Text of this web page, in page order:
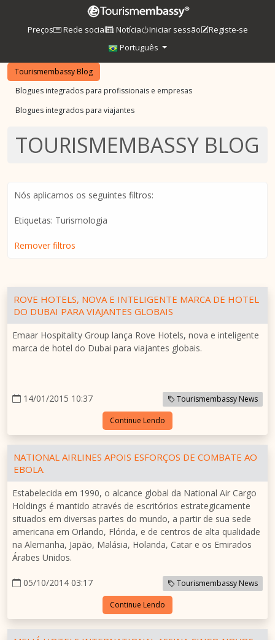
Preços Rede social Notícia Iniciar sessão
Registe-se
Português
Tourismembassy Blog
Blogues integrados para profissionais e empresas
Blogues integrados para viajantes
TOURISMEMBASSY BLOG
Nós aplicamos os seguintes filtros:
Etiquetas: Turismologia
Remover filtros
ROVE HOTELS, NOVA E INTELIGENTE MARCA DE HOTEL
DO DUBAI PARA VIAJANTES GLOBAIS
Emaar Hospitality Group lança Rove Hotels, nova e inteligente
marca de hotel do Dubai para viajantes globais.
14/01/2015 10:37 Tourismembassy News
Continue Lendo
NATIONAL AIRLINES APOIS ESFORÇOS DE COMBATE AO
EBOLA.
Estabelecida em 1990, o alcance global da National Air Cargo
Holdings é mantido através de escritórios estrategicamente
situados em diversas partes do mundo, a partir de sua sede
americana em Orlando, Flórida, e de centros de alta qualidade
na Alemanha, Japão, Malásia, Holanda, Catar e os Emirados
Árabes Unidos.
05/10/2014 03:17 Tourismembassy News
Continue Lendo